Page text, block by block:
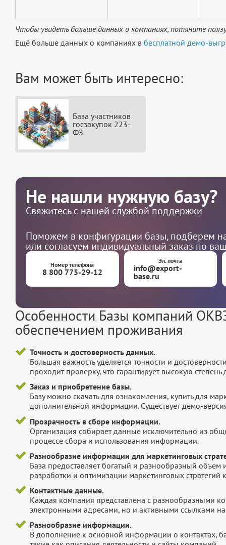
Чтобы увидеть больше данных о компаниях, потяните
Ещё больше данных о компаниях в бесплатной демо-
Вам может быть интересно:
База участников
госзакупок 223-
ФЗ
Не нашли нужную базу?
Свяжитесь с нашей службой поддержки
Поможем в конфигурации базы, подберем
или согласуем индивидуальный заказ по
Номер телефона
8 800 775-29-12
Эл. почта
info@export-
base.ru
Особенности Базы компаний
обеспечением проживания
Точность и достоверность данных.
Большая важность уделяется точности и
проходит проверку, что гарантирует высокую
Заказ и приобретение базы.
Базу можно скачать для ознакомления, купить для
дополнительной информации. Существует демо-
Прозрачность в сборе информации.
Организация собирает данные исключительно из
процессе сбора и использования информации.
Разнообразие информации для маркетинговых
База предоставляет богатый и разнообразный
разработки и оптимизации маркетинговых стратегий
Контактные данные.
Каждая компания представлена с разнообразными
электронными адресами, но и активными ссылками
Разнообразие информации.
В дополнение к основной информации о контактах,